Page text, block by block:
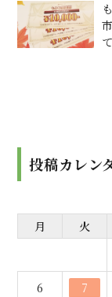
投稿カレン
月 火
6 7